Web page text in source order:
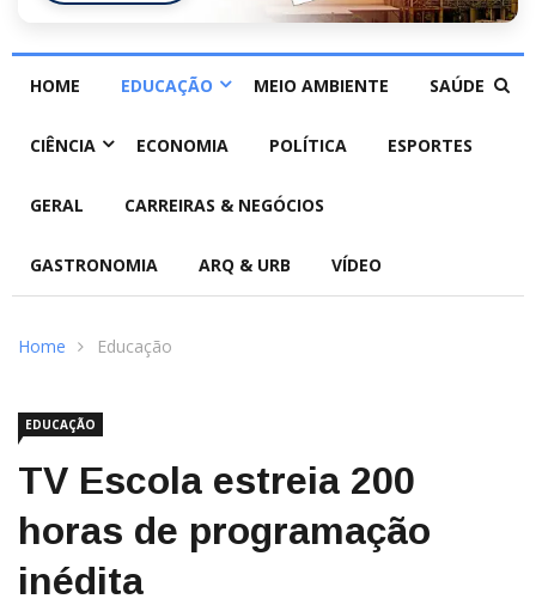
HOME EDUCAÇÃO MEIO AMBIENTE SAÚDE
CIÊNCIA ECONOMIA POLÍTICA ESPORTES
GERAL CARREIRAS & NEGÓCIOS
GASTRONOMIA ARQ & URB VÍDEO
Home Educação
EDUCAÇÃO
TV Escola estreia 200
horas de programação
inédita